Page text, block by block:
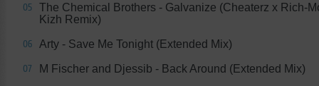
05
The Chemical Brothers - Galvanize (Cheaterz x Rich-
Kizh Remix)
06 Arty - Save Me Tonight (Extended Mix)
07 M Fischer and Djessib - Back Around (Extended Mix)